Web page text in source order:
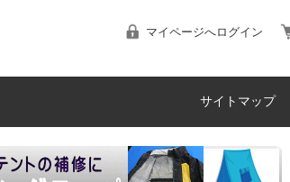
マイページへログイン
サイトマップ